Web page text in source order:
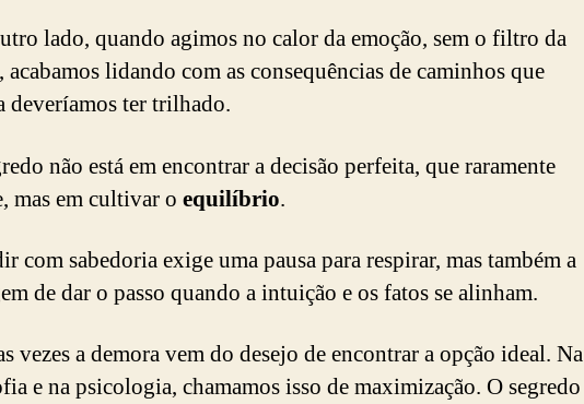
lado, quando agimos no calor da emoção, sem o filtro da
acabamos lidando com as consequências de caminhos que
deveríamos ter trilhado.
não está em encontrar a decisão perfeita, que raramente
mas em cultivar o equilíbrio.
com sabedoria exige uma pausa para respirar, mas também a
de dar o passo quando a intuição e os fatos se alinham.
vezes a demora vem do desejo de encontrar a opção ideal. Na
e na psicologia, chamamos isso de maximização. O segredo